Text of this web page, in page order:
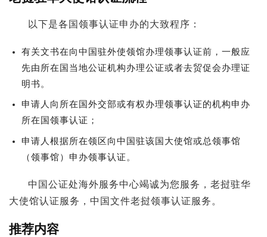
以下是各国领事认证申办的大致程序：
有关文书在向中国驻外使领馆办理领事认证前，一般应
先由所在国当地公证机构办理公证或者去贸促会办理证
明书。
申请人向所在国外交部或有权办理领事认证的机构申办
所在国领事认证；
申请人根据所在领区向中国驻该国大使馆或总领事馆
（领事馆）申办领事认证。
中国公证处海外服务中心竭诚为您服务，老挝驻华
大使馆认证服务，中国文件老挝领事认证服务。
推荐内容